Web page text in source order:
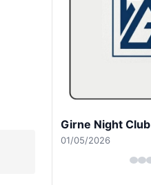
Girne Night Club
01/05/2026